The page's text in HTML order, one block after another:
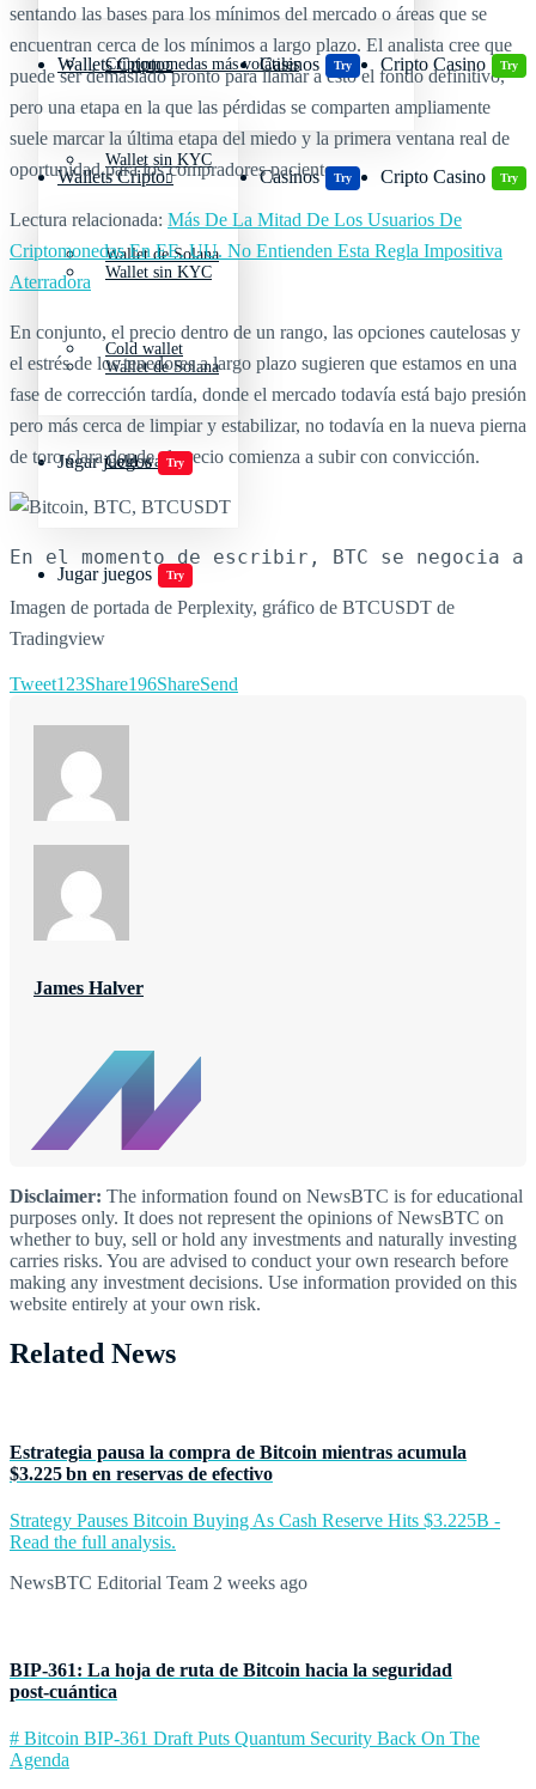
Wallets Cripto
Wallet sin KYC
Wallet de Solana
Cold wallet
Casinos Try Cripto Casino Try
Jugar juegos Try
Criptomonedas más volátiles
Wallets Cripto
Wallet sin KYC
Wallet de Solana
Cold wallet
Casinos Try Cripto Casino Try
Jugar juegos Try
sentando las bases para los mínimos del mercado o áreas que se
encuentran cerca de los mínimos a largo plazo. El analista cree que
puede ser demasiado pronto para llamar a esto el fondo definitivo,
pero una etapa en la que las pérdidas se comparten ampliamente
suele marcar la última etapa del miedo y la primera ventana real de
oportunidad para los compradores pacientes.
Lectura relacionada: Más De La Mitad De Los Usuarios De
Criptomonedas En EE. UU. No Entienden Esta Regla Impositiva
Aterradora
En conjunto, el precio dentro de un rango, las opciones cautelosas y
el estrés de los tenedores a largo plazo sugieren que estamos en una
fase de corrección tardía, donde el mercado todavía está bajo presión
pero más cerca de limpiar y estabilizar, no todavía en la nueva pierna
de toro clara donde el precio comienza a subir con convicción.
En el momento de escribir, BTC se negocia
Imagen de portada de Perplexity, gráfico de BTCUSDT de
Tradingview
Tweet123Share196ShareSend
James Halver
Disclaimer: The information found on NewsBTC is for educational
purposes only. It does not represent the opinions of NewsBTC on
whether to buy, sell or hold any investments and naturally investing
carries risks. You are advised to conduct your own research before
making any investment decisions. Use information provided on this
website entirely at your own risk.
Related News
Estrategia pausa la compra de Bitcoin mientras acumula
$3.225 bn en reservas de efectivo
Strategy Pauses Bitcoin Buying As Cash Reserve Hits $3.225B -
Read the full analysis.
NewsBTC Editorial Team 2 weeks ago
BIP‑361: La hoja de ruta de Bitcoin hacia la seguridad
post‑cuántica
# Bitcoin BIP-361 Draft Puts Quantum Security Back On The
Agenda